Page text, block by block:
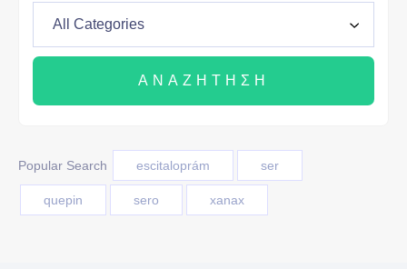
Popular Search escitaloprám ser
quepin sero xanax